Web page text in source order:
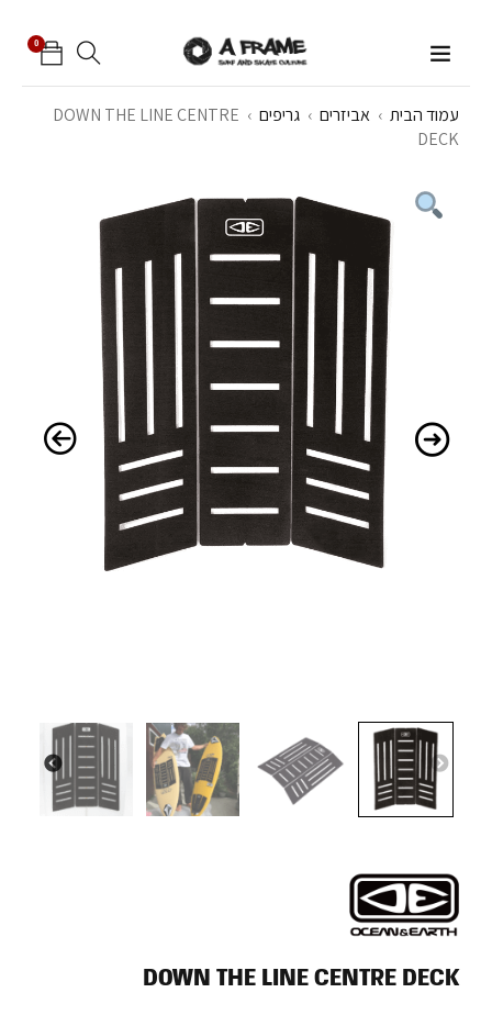
0
עמוד הבית › אביזרים › גריפים ›
DOWN THE LINE CENTRE
DECK
DOWN THE LINE CENTRE DECK